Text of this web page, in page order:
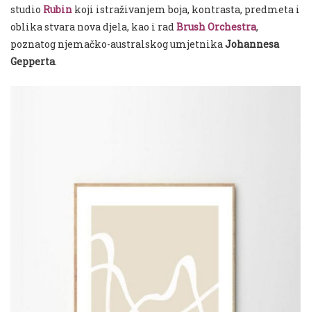
studio Rubin koji istraživanjem boja, kontrasta, predmeta i
oblika stvara nova djela, kao i radBrush Orchestra,
poznatog njemačko-australskog umjetnikaJohannesa
Gepperta.